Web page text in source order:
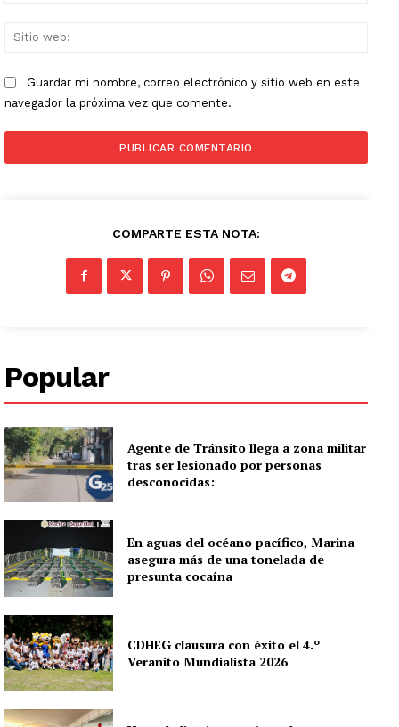
Guardar mi nombre, correo electrónico y sitio web en este
navegador la próxima vez que comente.
COMPARTE ESTA NOTA:
Popular
Agente de Tránsito llega a zona militar
tras ser lesionado por personas
desconocidas:
En aguas del océano pacífico, Marina
asegura más de una tonelada de
presunta cocaína
CDHEG clausura con éxito el 4.º
Veranito Mundialista 2026